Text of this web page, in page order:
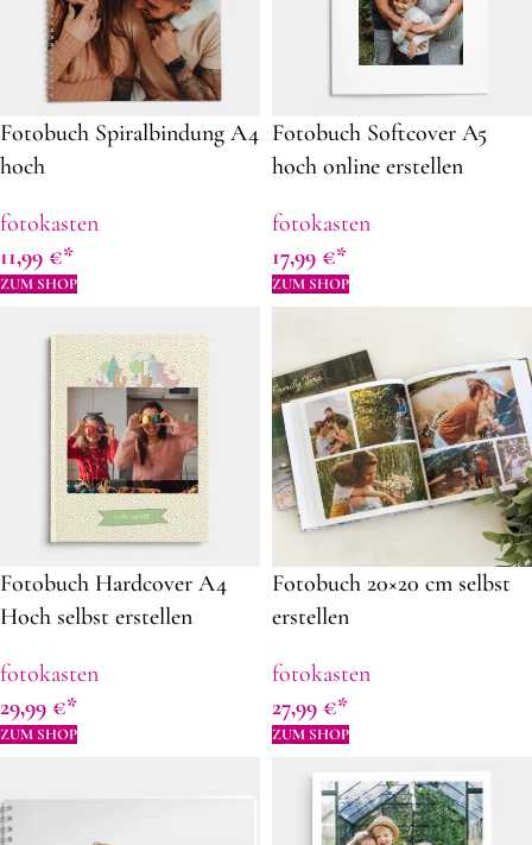
Fotobuch Spiralbindung A4
hoch
fotokasten
11,99 €
ZUM SHOP
Fotobuch Softcover A5
hoch online erstellen
fotokasten
17,99 €
ZUM SHOP
Fotobuch Hardcover A4
Hoch selbst erstellen
fotokasten
29,99 €
ZUM SHOP
Fotobuch 20×20 cm selbst
erstellen
fotokasten
27,99 €
ZUM SHOP